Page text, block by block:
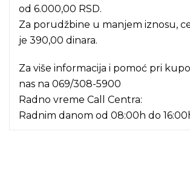
od 6.000,00 RSD.
Za porudžbine u manjem iznosu,
je 390,00 dinara.
Za više informacija i pomoć pri
nas na 069/308-5900
Radno vreme Call Centra:
Radnim danom od 08:00h do